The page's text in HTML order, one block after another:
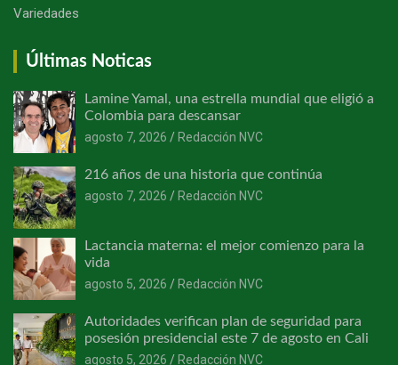
Variedades
Últimas Noticas
Lamine Yamal, una estrella mundial que eligió a
Colombia para descansar
agosto 7, 2026
Redacción NVC
216 años de una historia que continúa
agosto 7, 2026
Redacción NVC
Lactancia materna: el mejor comienzo para la
vida
agosto 5, 2026
Redacción NVC
Autoridades verifican plan de seguridad para
posesión presidencial este 7 de agosto en Cali
agosto 5, 2026
Redacción NVC